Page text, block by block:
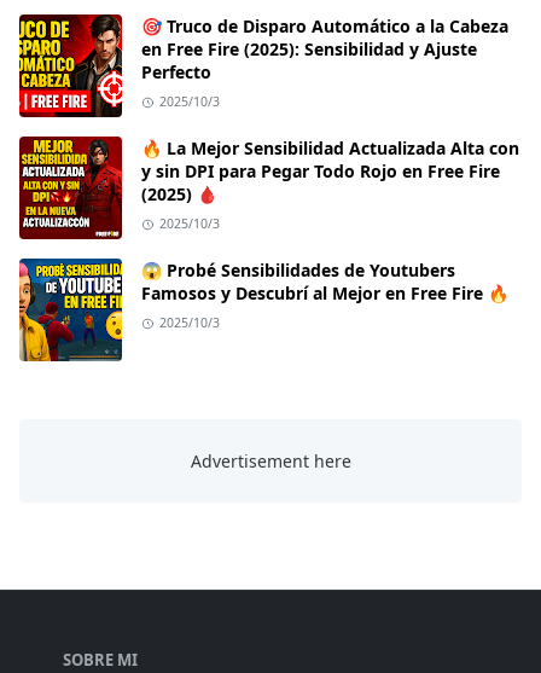
🎯 Truco de Disparo Automático a la Cabeza
en Free Fire (2025): Sensibilidad y Ajuste
Perfecto
2025/10/3
🔥 La Mejor Sensibilidad Actualizada Alta con
y sin DPI para Pegar Todo Rojo en Free Fire
(2025) 🩸
2025/10/3
😱 Probé Sensibilidades de Youtubers
Famosos y Descubrí al Mejor en Free Fire 🔥
2025/10/3
SOBRE MI